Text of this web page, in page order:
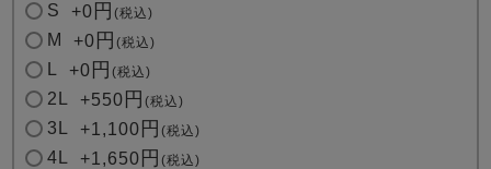
)
S +0 税込
M +0 税込
+0 税込
2L +550 税込
3L +1,100 税込
4L +1,650 税込